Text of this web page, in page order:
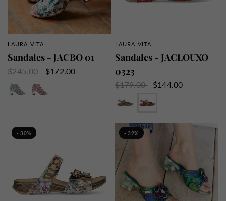
APERÇU RAPIDE
LAURA VITA
Sandales - JACBO 01
$245.00
$172.00
APERÇU RAPIDE
LAURA VITA
Sandales - JACLOUXO
0323
$179.00
$144.00
- 30% - 39%